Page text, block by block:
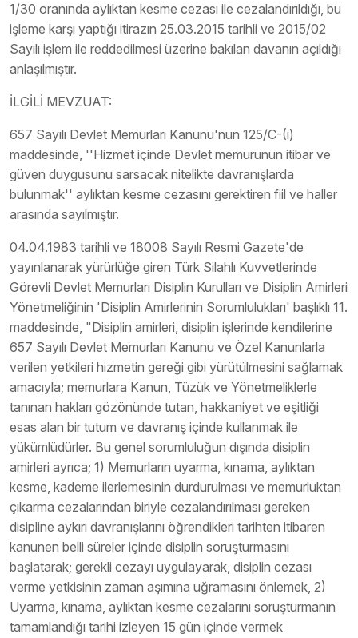
1/30 oranında aylıktan kesme cezası ile cezalandırıldığı, bu
işleme karşı yaptığı itirazın 25.03.2015 tarihli ve 2015/02
Sayılı işlem ile reddedilmesi üzerine bakılan davanın açıldığı
anlaşılmıştır.
İLGİLİ MEVZUAT:
657 Sayılı Devlet Memurları Kanunu'nun 125/C-(ı)
maddesinde, ''Hizmet içinde Devlet memurunun itibar ve
güven duygusunu sarsacak nitelikte davranışlarda
bulunmak'' aylıktan kesme cezasını gerektiren fiil ve haller
arasında sayılmıştır.
04.04.1983 tarihli ve 18008 Sayılı Resmi Gazete'de
yayınlanarak yürürlüğe giren Türk Silahlı Kuvvetlerinde
Görevli Devlet Memurları Disiplin Kurulları ve Disiplin Amirleri
Yönetmeliğinin 'Disiplin Amirlerinin Sorumlulukları' başlıklı 11.
maddesinde, "Disiplin amirleri, disiplin işlerinde kendilerine
657 Sayılı Devlet Memurları Kanunu ve Özel Kanunlarla
verilen yetkileri hizmetin gereği gibi yürütülmesini sağlamak
amacıyla; memurlara Kanun, Tüzük ve Yönetmeliklerle
tanınan hakları gözönünde tutan, hakkaniyet ve eşitliği
esas alan bir tutum ve davranış içinde kullanmak ile
yükümlüdürler. Bu genel sorumluluğun dışında disiplin
amirleri ayrıca; 1) Memurların uyarma, kınama, aylıktan
kesme, kademe ilerlemesinin durdurulması ve memurluktan
çıkarma cezalarından biriyle cezalandırılması gereken
disipline aykırı davranışlarını öğrendikleri tarihten itibaren
kanunen belli süreler içinde disiplin soruşturmasını
başlatarak; gerekli cezayı uygulayarak, disiplin cezası
verme yetkisinin zaman aşımına uğramasını önlemek, 2)
Uyarma, kınama, aylıktan kesme cezalarını soruşturmanın
tamamlandığı tarihi izleyen 15 gün içinde vermek